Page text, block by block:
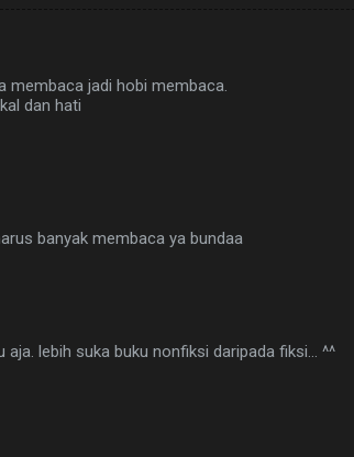
membaca jadi hobi membaca.
dan hati
banyak membaca ya bundaa
lebih suka buku nonfiksi daripada fiksi... ^^